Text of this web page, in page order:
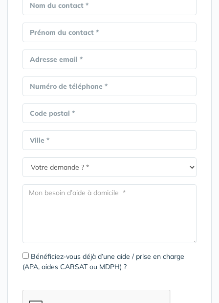
Nom du contact *
Prénom du contact *
Adresse email *
Numéro de téléphone *
Code postal *
Ville *
Bénéficiez-vous déjà d’une aide / prise en charge
(APA, aides CARSAT ou MDPH) ?